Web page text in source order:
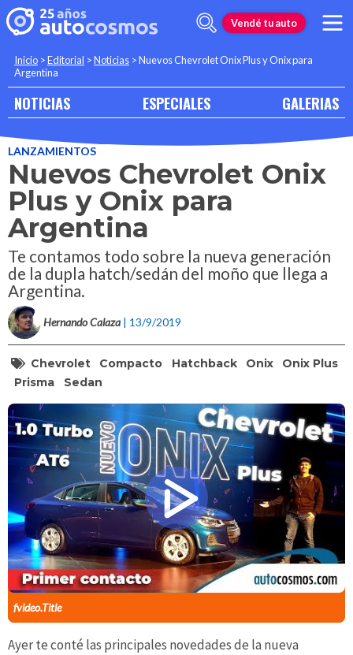
Vendé tu auto
Inicio >Editorial >Noticias >Nuevos Chevrolet Onix Plus y Onix para
Argentina
NOTICIAS ESPECIALES GALERIAS
LANZAMIENTOS
Nuevos Chevrolet Onix
Plus y Onix para
Argentina
Te contamos todo sobre la nueva generación
de la dupla hatch/sedán del moño que llega a
Argentina.
Hernando Calaza | 13/9/2019
Chevrolet Compacto Hatchback Onix
Onix Plus
Prisma
Sedan
fvideo.Title
Ayer te conté las principales novedades de la nueva